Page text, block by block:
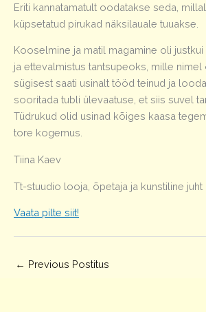
Eriti kannatamatult oodatakse seda,
küpsetatud pirukad näksilauale tuuakse.
Kooselmine ja matil magamine oli
ja ettevalmistus tantsupeoks, mille nimel
sügisest saati usinalt tööd teinud ja
sooritada tubli ülevaatuse, et siis suvel
Tüdrukud olid usinad kõiges kaasa
tore kogemus.
Tiina Kaev
Tt-stuudio looja, õpetaja ja kunstiline juht
Vaata pilte siit!
← Previous Postitus